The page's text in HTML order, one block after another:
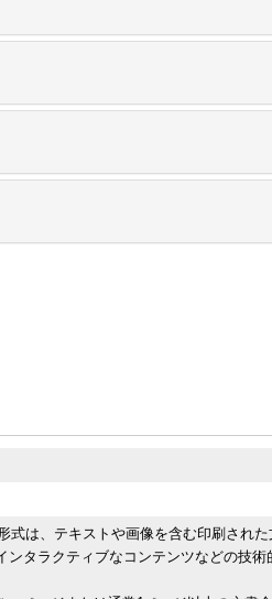
式は、テキストや画像を含む印刷され
タラクティブなコンテンツなどの技術